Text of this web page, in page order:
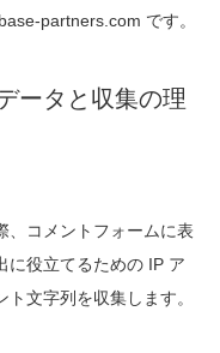
partners.com です。
ータと収集の理
、コメントフォームに表
に役立てるための IP ア
文字列を収集します。